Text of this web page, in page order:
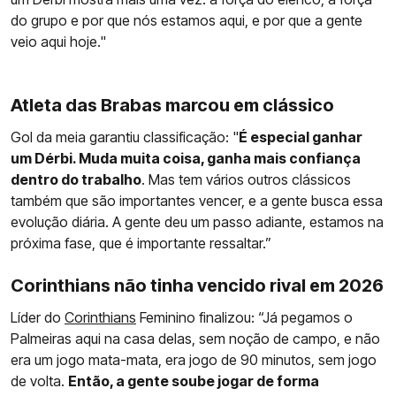
do grupo e por que nós estamos aqui, e por que a gente
veio aqui hoje."
Atleta das Brabas marcou em clássico
Gol da meia garantiu classificação: "É especial ganhar
um Dérbi. Muda muita coisa, ganha mais confiança
dentro do trabalho. Mas tem vários outros clássicos
também que são importantes vencer, e a gente busca essa
evolução diária. A gente deu um passo adiante, estamos na
próxima fase, que é importante ressaltar.”
Corinthians não tinha vencido rival em 2026
Líder do Corinthians Feminino finalizou: “Já pegamos o
Palmeiras aqui na casa delas, sem noção de campo, e não
era um jogo mata-mata, era jogo de 90 minutos, sem jogo
de volta. Então, a gente soube jogar de forma